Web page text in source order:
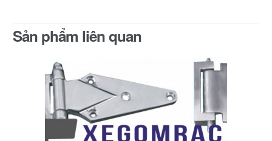
Sản phẩm liên quan